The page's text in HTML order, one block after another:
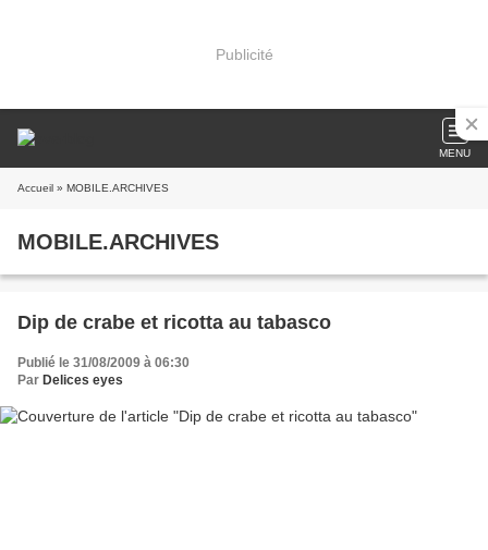
Publicité
MENU
Accueil » MOBILE.ARCHIVES
MOBILE.ARCHIVES
Dip de crabe et ricotta au tabasco
Publié le 31/08/2009 à 06:30
Par Delices eyes